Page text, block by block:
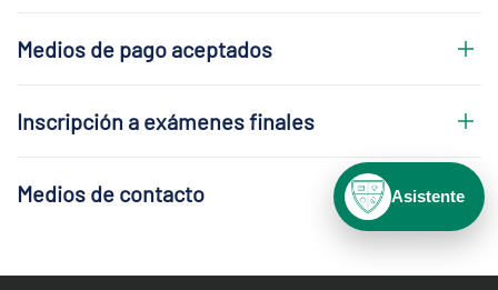
Medios de pago aceptados
Inscripción a exámenes finales
Medios de contacto Asistente